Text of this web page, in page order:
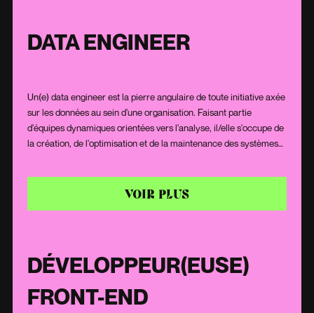
DATA ENGINEER
Un(e) data engineer est la pierre angulaire de toute initiative axée
sur les données au sein d'une organisation. Faisant partie
d'équipes dynamiques orientées vers l'analyse, il/elle s'occupe de
la création, de l'optimisation et de la maintenance des systèmes
données. Ses compétences en programmation et sa capacité à
résoudre des problèmes complexes lui/elle permettent de
efficacement, mais aussi facilement utilisables par les analystes
et autres professionnels.
VOIR PLUS
DÉVELOPPEUR(EUSE)
FRONT-END